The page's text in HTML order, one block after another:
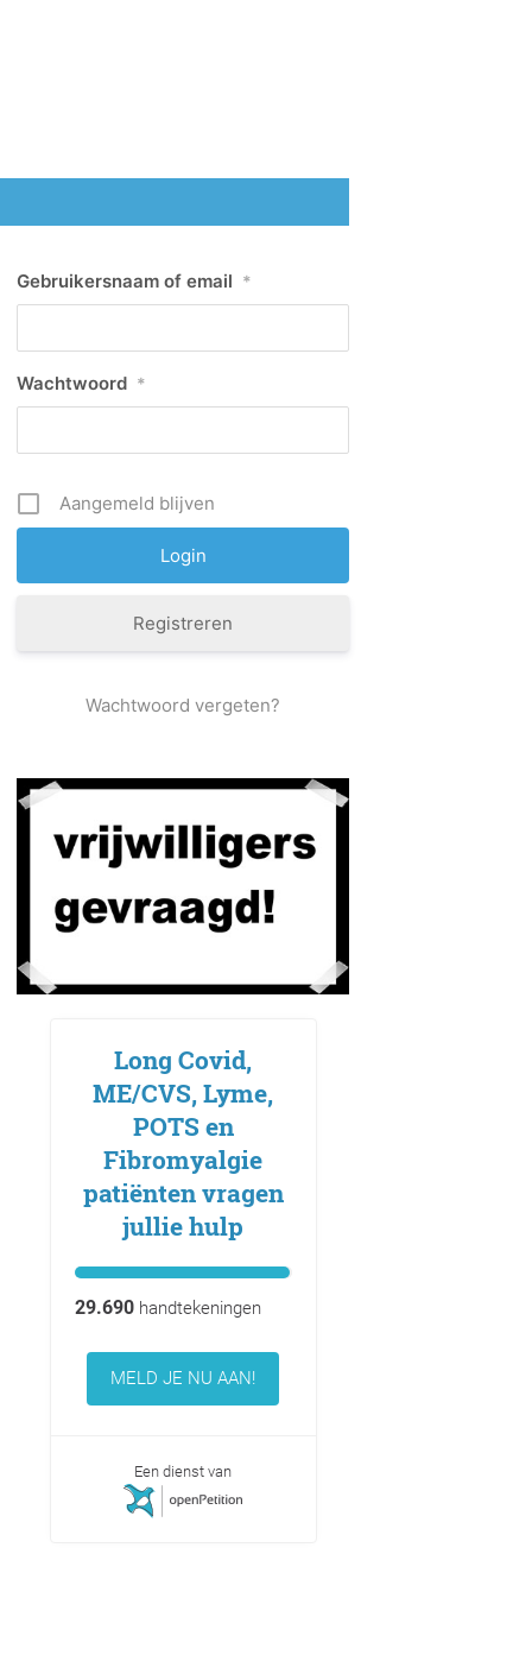
Gebruikersnaam of email *
Wachtwoord *
Aangemeld blijven
Registreren
Wachtwoord vergeten?
Long Covid,
ME/CVS, Lyme,
POTS en
Fibromyalgie
patiënten vragen
jullie hulp
29.690handtekeningen
MELD JE NU AAN!
Een dienst van